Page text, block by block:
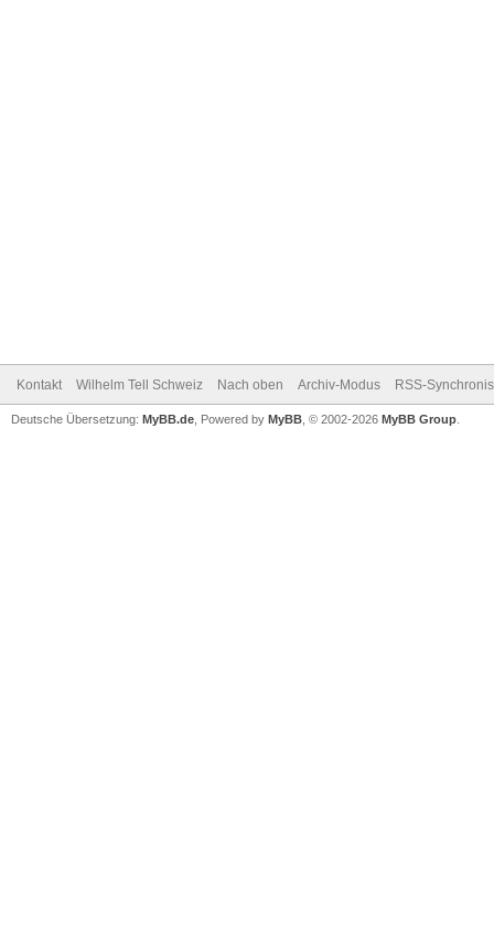
Kontakt Wilhelm Tell Schweiz Nach oben Archiv-Modus RSS-
Deutsche Übersetzung: MyBB.de , Powered by MyBB , © 2002-2026 MyBB Group